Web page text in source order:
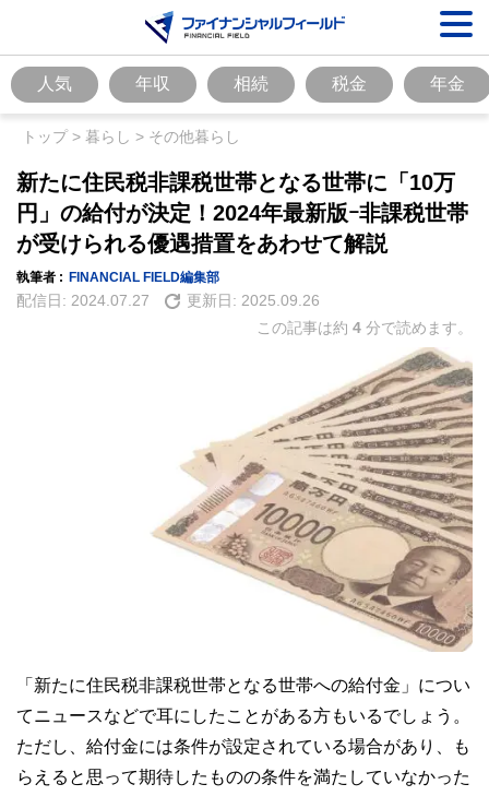
人気 年収 相続 税金 年金
トップ> 暮らし > その他暮らし
新たに住民税非課税世帯となる世帯に「10万
円」の給付が決定！2024年最新版ｰ非課税世帯
が受けられる優遇措置をあわせて解説
執筆者 : FINANCIAL FIELD編集部
配信日: 2024.07.27 更新日: 2025.09.26
この記事は約 4 分で読めます。
「新たに住民税非課税世帯となる世帯への給付金」につい
てニュースなどで耳にしたことがある方もいるでしょう。
ただし、給付金には条件が設定されている場合があり、も
らえると思って期待したものの条件を満たしていなかった